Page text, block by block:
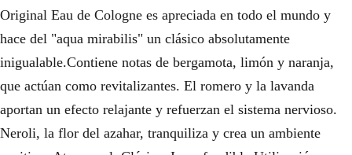
Original Eau de Cologne es apreciada en todo el mundo y
hace del "aqua mirabilis" un clásico absolutamente
inigualable.Contiene notas de bergamota, limón y naranja,
que actúan como revitalizantes. El romero y la lavanda
aportan un efecto relajante y refuerzan el sistema nervioso.
Neroli, la flor del azahar, tranquiliza y crea un ambiente